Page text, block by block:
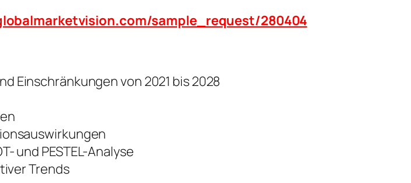
sample_request/280404
Einschränkungen von 2021 bis 2028
und PESTEL-Analyse
Trends